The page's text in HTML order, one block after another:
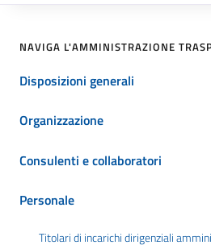
NAVIGA L'AMMINISTRAZIONE
Disposizioni generali
Organizzazione
Consulenti e collaboratori
Personale
Titolari di incarichi dirigenziali